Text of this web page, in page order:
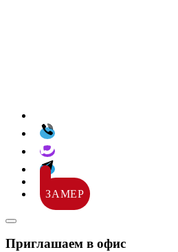
ЗАМЕР
Приглашаем в офис